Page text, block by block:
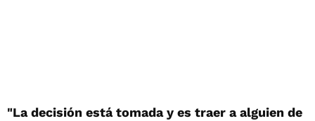
"La decisión está tomada y es traer a alguien de